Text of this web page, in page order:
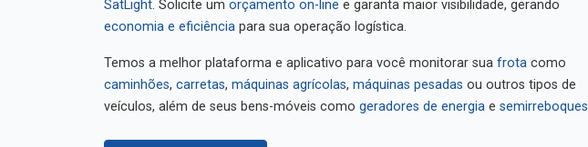
economia e eficiência para sua operação logística.
Temos a melhor plataforma e aplicativo para você monitorar sua frota como
caminhões carretas máquinas agrícolas máquinas pesadas ou outros tipos de
veículos, além de seus bens-móveis como geradores de energia e semirreboques